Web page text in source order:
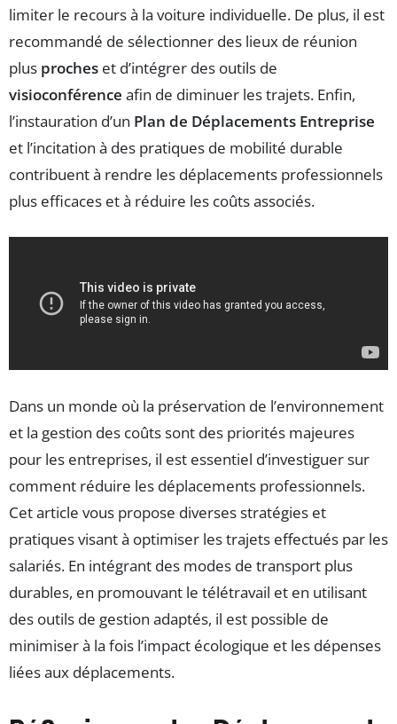
limiter le recours à la voiture individuelle. De plus, il est
recommandé de sélectionner des lieux de réunion
plus proches et d’intégrer des outils de
visioconférence afin de diminuer les trajets. Enfin,
l’instauration d’un Plan de Déplacements Entreprise
et l’incitation à des pratiques de mobilité durable
contribuent à rendre les déplacements professionnels
plus efficaces et à réduire les coûts associés.
Dans un monde où la préservation de l’environnement
et la gestion des coûts sont des priorités majeures
pour les entreprises, il est essentiel d’investiguer sur
comment réduire les déplacements professionnels.
Cet article vous propose diverses stratégies et
pratiques visant à optimiser les trajets effectués par les
salariés. En intégrant des modes de transport plus
durables, en promouvant le télétravail et en utilisant
des outils de gestion adaptés, il est possible de
minimiser à la fois l’impact écologique et les dépenses
liées aux déplacements.